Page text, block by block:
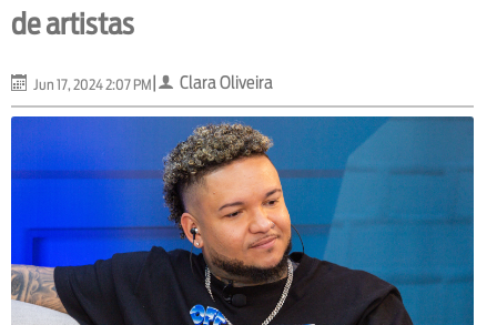
de artistas
Jun 17, 2024 2:07 PM| Clara Oliveira